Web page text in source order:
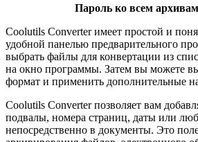
Пароль ко всем
Coolutils Converter имеет простой и
удобной панелью предварительного
выбрать файлы для конвертации из
на окно программы. Затем вы можете
формат и применить дополнительные
Coolutils Converter позволяет вам
подвалы, номера страниц, даты или
непосредственно в документы. Это